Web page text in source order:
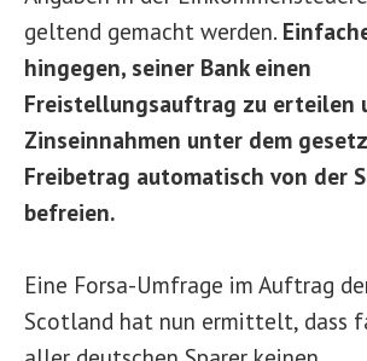
geltend gemacht werden.
hingegen, seiner Bank einen
Freistellungsauftrag zu erteilen
Zinseinnahmen unter dem
Freibetrag automatisch von der
befreien.
Eine Forsa-Umfrage im Auftrag
Scotland hat nun ermittelt, dass